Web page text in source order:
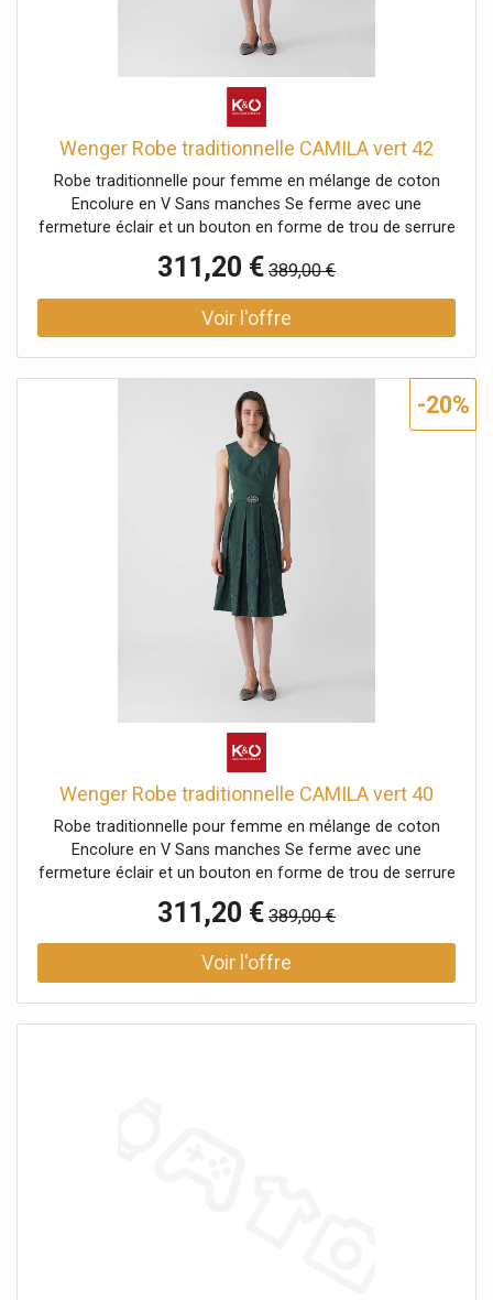
Wenger Robe traditionnelle CAMILA vert 42
Robe traditionnelle pour femme en mélange de coton
Encolure en V Sans manches Se ferme avec une
fermeture éclair et un bouton en forme de trou de serrure
taille Motif jacquard sur la jupe Coupe évasée Uni Nom de
la couleur : Sapin Longueur : Env. 70 cm Matière partie
supérieure : 51 % polyester, 49 % coton Matière jupe : 50 %
coton, 50 % polyester Doublure : 100 % coton
311,20 € 389,00 €
Wenger Robe traditionnelle CAMILA vert 40
Robe traditionnelle pour femme en mélange de coton
Encolure en V Sans manches Se ferme avec une
fermeture éclair et un bouton en forme de trou de serrure
taille Motif jacquard sur la jupe Coupe évasée Uni Nom de
la couleur : Sapin Longueur : Env. 70 cm Matière partie
supérieure : 51 % polyester, 49 % coton Matière jupe : 50 %
coton, 50 % polyester Doublure : 100 % coton
311,20 € 389,00 €
-20%